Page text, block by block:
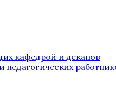
кафедрой и деканов